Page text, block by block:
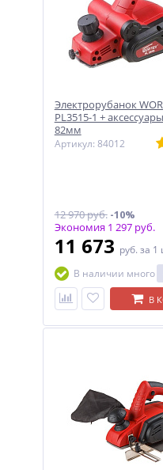
Электрорубанок
PL3515-1 +
82мм
Артикул: 84012
12 970 руб.-10%
Экономия 1 297 руб.
11 673 руб. за 1
В наличии много
В